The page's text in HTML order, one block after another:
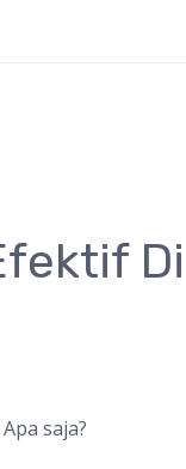
Di
saja?